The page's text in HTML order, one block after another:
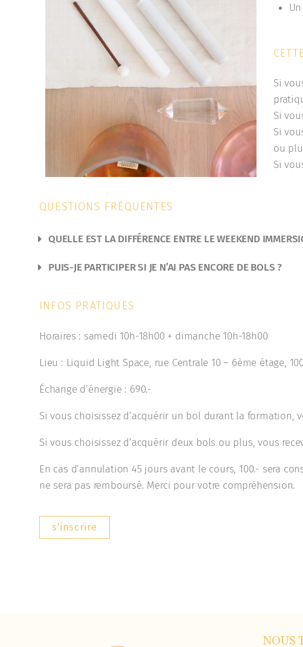
Si
Si
Si
ou
Si
QUESTIONS FRÉQUENTES
QUELLE EST LA DIFFÉRENCE ENTRE LE WEEKEND
PUIS-JE PARTICIPER SI JE N’AI PAS ENCORE DE BOLS ?
INFOS PRATIQUES
Horaires : samedi 10h-18h00 + dimanche 10h-18h00
Lieu : Liquid Light Space, rue Centrale 10 – 6ème étage,
Échange d’énergie : 690.-
Si vous choisissez d’acquérir un bol durant la formation,
Si vous choisissez d’acquérir deux bols ou plus, vous
En cas d’annulation 45 jours avant le cours, 100.- sera
ne sera pas remboursé. Merci pour votre compréhension.
s'inscrire
NOUS